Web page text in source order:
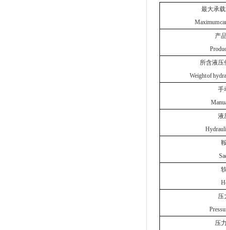
最大承
Maximum
产
所含液压
Weight of
手
液
压
压